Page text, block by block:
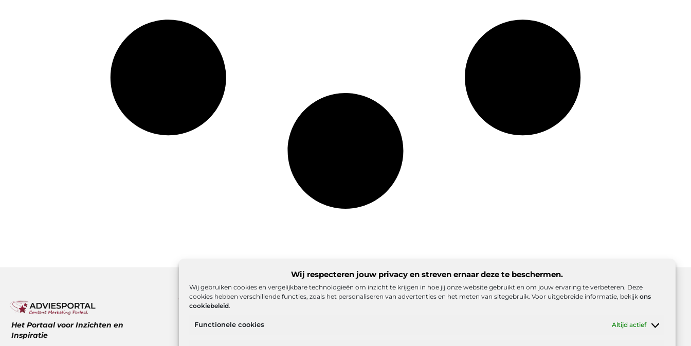
Wij respecteren jouw privacy en streven ernaar deze te beschermen.
Wij gebruiken cookies en vergelijkbare technologieën om inzicht te krijgen in hoe jij onze website gebruikt en om jouw ervaring te verbeteren. Deze
cookies hebben verschillende functies, zoals het personaliseren van advertenties en het meten van sitegebruik. Voor uitgebreide informatie, bekijk ons
cookiebeleid.
Functionele cookies Altijd actief
Het Portaal voor Inzichten en
Inspiratie
Onze informatie
Website index
Goede backlinks: de stille kracht achter sterke Google-posities